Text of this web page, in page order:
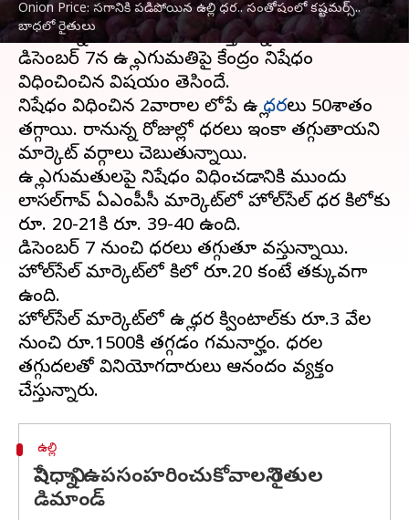
Onion Price: సగానికి పడిపోయిన ఉల్లి ధర.. సంతోషంలో కష్టమర్స్..
బాధలో రైతులు
ఉల్లిపాయధరలను నియంత్రించేందుకు కేంద్ర ప్రభుత్వం
తీసుకున్న మంచి ఫలితాలను ఇస్తున్నాయి.
డిసెంబర్ 7న ఉల్లి ఎగుమతిపై కేంద్రం నిషేధం
విధించించిన విషయం తెలిసిందే.
నిషేధం విధించిన 2వారాల లోపే ఉల్లిధరలు 50శాతం
తగ్గాయి. రానున్న రోజుల్లో ధరలు ఇంకా తగ్గుతాయని
మార్కెట్ వర్గాలు చెబుతున్నాయి.
ఉల్లి ఎగుమతులపై నిషేధం విధించడానికి ముందు
లాసల్‌గావ్ ఏఎం‌పీసీ మార్కెట్‌లో హోల్‌సేల్ ధర కిలోకు
రూ. 20-21కి రూ. 39-40 ఉంది.
డిసెంబర్ 7 నుంచి ధరలు తగ్గుతూ వస్తున్నాయి.
హోల్‌సేల్ మార్కెట్‌లో కిలో రూ.20 కంటే తక్కువగా
ఉంది.
హోల్‌సేల్ మార్కెట్‌లో ఉల్లి ధర క్వింటాల్‌కు రూ.3 వేల
నుంచి రూ.1500కి తగ్గడం గమనార్హం. ధరల
తగ్గుదలతో వినియోగదారులు ఆనందం వ్యక్తం
ఉల్లి
నిషేధాన్ని ఉపసంహరించుకోవాలని రైతుల
డిమాండ్